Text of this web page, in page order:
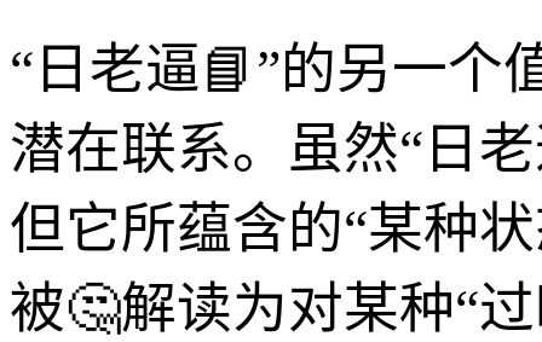
“日老逼📘”的另一个
潜在联系。虽然“日
但它所蕴含的“某种
被🤔解读为对某种“